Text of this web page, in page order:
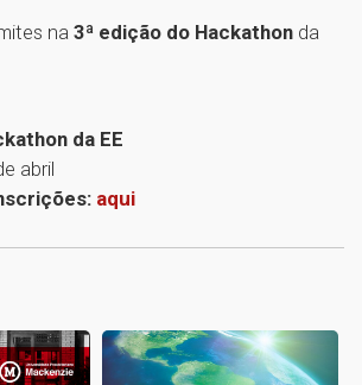
na 3ª edição do Hackathon da
da EE
abril
aqui
1